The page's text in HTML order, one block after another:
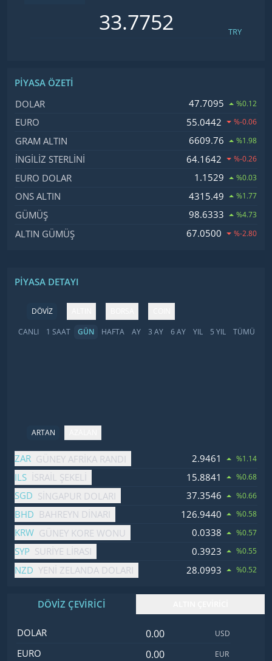
TRY
PIYASA ÖZETI
İsim, Kod
DOLAR 47.7095 %0.12
EURO 55.0442 %-0.06
GRAM ALTIN 6609.76 %1.98
İNGILIZ STERLINI 64.1642 %-0.26
EURO DOLAR 1.1529 %0.03
ONS ALTIN 4315.49 %1.77
GÜMÜŞ 98.6333 %4.73
ALTIN GÜMÜŞ 67.0500 %-2.80
PIYASA DETAYI
DÖVİZ
CANLI
1 SAAT GÜN HAFTA AY 3 AY 6 AY YIL 5 YIL TÜMÜ
ARTAN
İsim FiyatDeğişim
ZAR GÜNEY AFRIKA RANDI 2.9461 %1.14
ILS İSRAIL ŞEKELI 15.8841 %0.68
SGD SINGAPUR DOLARI 37.3546 %0.66
BHD BAHREYN DINARI 126.9440 %0.58
KRW GÜNEY KORE WONU 0.0338 %0.57
SYP SURIYE LIRASI 0.3923 %0.55
NZD YENI ZELANDA DOLARI 28.0993 %0.52
DÖVİZ ÇEVİRİCİ
İsimDeğer
DOLAR Dolar değeri USD
EURO Euro değeri EUR